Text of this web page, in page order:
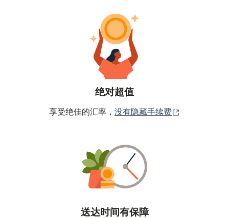
绝对超值
享受绝佳的汇率， 没有隐藏手续费
送达时间有保障